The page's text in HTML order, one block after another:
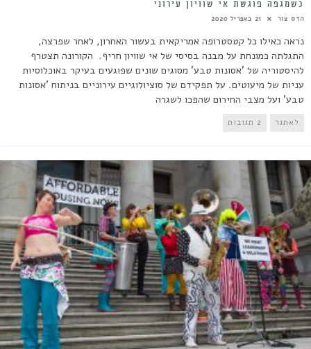
כשמגפה פוגשת אי שוויון עירוני
הדס צור 21 באפריל 2020
נראה כאילו כל קטסטרופה אמריקאית בעשור האחרון, לאחר שפרצה,
התגלתה כמונחת על מבנה בסיסי של אי שוויון חריף. הקורונה תצטרף
להיסטוריה של 'אסונות טבע' מסוגים שונים שפוגעים בעיקר באוכלוסיות
עניות של מיעוטים. על תפקידם של סוציולוגיים עירוניים בניתוח 'אסונות
טבע' ועל מצבי החירום שהפכו לשגרה
לאתגר 2 תגובות